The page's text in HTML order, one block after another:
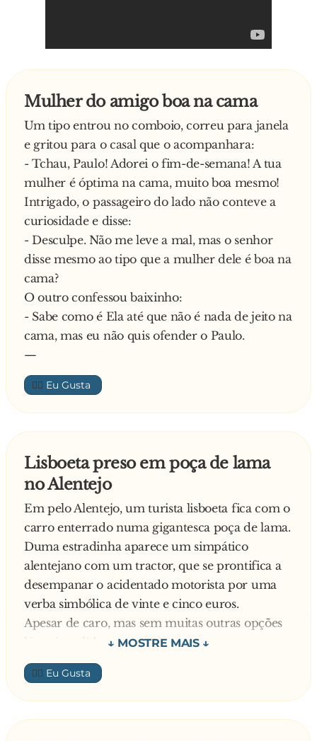
mulher com três mulheres diferentes, uma das
Sim, também o conheço. E muito bem.!
O defensor, ficou em estado de choque. Então,
o Juiz pediu a ambos os advogados que se
aproximassem do estrado e com uma voz
muito baixa, diz-lhes:
- Se algum dos dois perguntar ao raio da velha
se me conhece, juro-vos que vão todos presos!
avançada para lhe implantarmos-lhe uma
Curiosos os outros dois:
- E então?
Continua o português:
- Não é que o gajo tirou um curso superior e
tornou-se Primeiro-ministro de Portugal…
Mulher do amigo boa na cama
Um tipo entrou no comboio, correu para janela
e gritou para o casal que o acompanhara:
- Tchau, Paulo! Adorei o fim-de-semana! A tua
mulher é óptima na cama, muito boa mesmo!
Intrigado, o passageiro do lado não conteve a
curiosidade e disse:
- Desculpe. Não me leve a mal, mas o senhor
disse mesmo ao tipo que a mulher dele é boa na
cama?
O outro confessou baixinho:
- Sabe como é Ela até que não é nada de jeito na
cama, mas eu não quis ofender o Paulo.
—
👍🏼
Lisboeta preso em poça de lama
no Alentejo
Em pelo Alentejo, um turista lisboeta fica com o
carro enterrado numa gigantesca poça de lama.
Duma estradinha aparece um simpático
alentejano com um tractor, que se prontifica a
desempanar o acidentado motorista por uma
verba simbólica de vinte e cinco euros.
Apesar de caro, mas sem muitas outras opções
lá aceita o lisboeta e, curioso, pergunta:
- Isto acontece muitas vezes, aqui no Alentejo?
Responde o alentejano:
- Passo o dia nisto. À noite é que nã tenho
tempo…
👍🏼